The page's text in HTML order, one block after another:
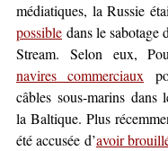
médiatiques, la Russie
possible dans le sabotage
navires commerciaux
câbles sous-marins dans
la Baltique. Plus
été accusée d’avoir